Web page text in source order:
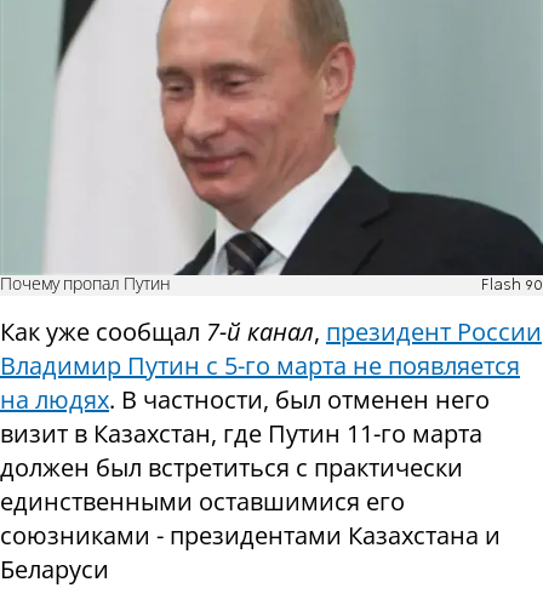
Почему пропал Путин Flash 90
Как уже сообщал 7-й канал, президент России
Владимир Путин с 5-го марта не появляется
на людях. В частности, был отменен него
визит в Казахстан, где Путин 11-го марта
должен был встретиться с практически
единственными оставшимися его
союзниками - президентами Казахстана и
Беларуси